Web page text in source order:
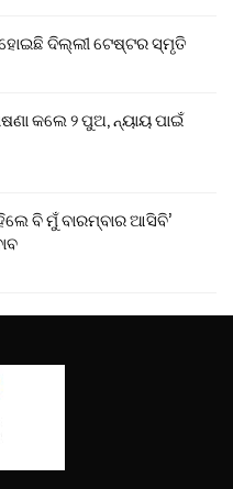
ହୋଇଛି ଦିଲ୍ଲୀ ଟେଷ୍ଟର ସ୍ମୃତି
କଲେ ୨ ପୁଅ, ନ୍ୟାୟ ପାଇଁ
ବି ମୁଁ ବାରମ୍ବାର ଆସିବି’